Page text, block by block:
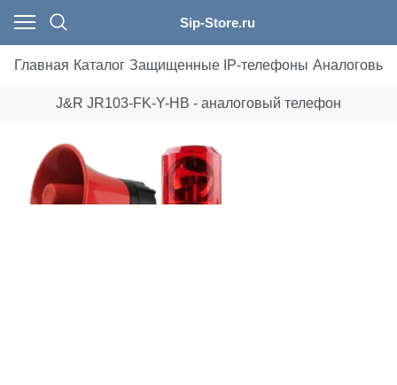
Sip-Store.ru
Главная Каталог Защищенные IP-телефоны
J&R JR103-FK-Y-HB - аналоговый телефон